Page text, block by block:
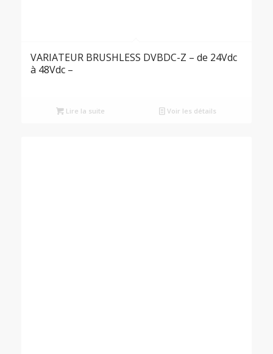
VARIATEUR BRUSHLESS DVBDC-Z – de 24Vdc
à 48Vdc –
Lire la suite Voir les détails